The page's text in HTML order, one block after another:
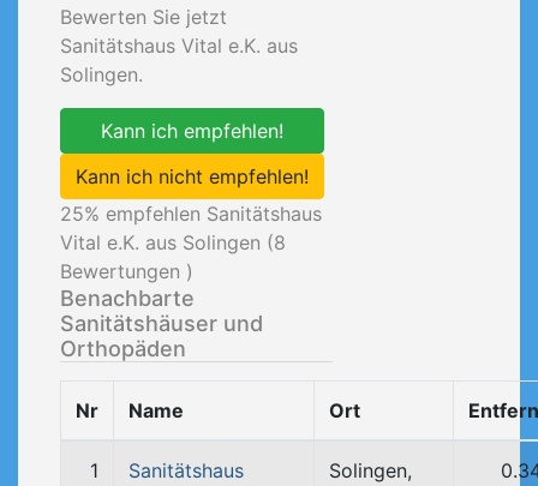
Bewerten Sie jetzt
Sanitätshaus Vital e.K. aus
Solingen.
Kann ich empfehlen!
Kann ich nicht empfehlen!
25% empfehlen Sanitätshaus
Vital e.K. aus Solingen (8
Bewertungen )
Benachbarte
Sanitätshäuser und
Orthopäden
Nr Name Ort
1
Sanitätshaus
Solingen,